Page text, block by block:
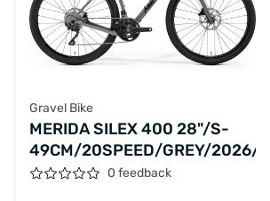
Gravel Bike
MERIDA SILEX 400 28"/S-
49CM/20SPEED/GREY/2026/
0 feedback